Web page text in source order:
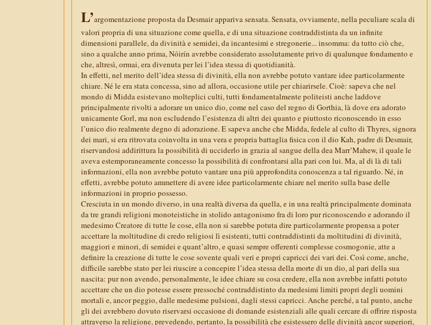
L’argomentazione proposta da Desmair appariva sensata. Sensata, ovviamente, nella peculiare scala di
valori propria di una situazione come quella, e di una situazione contraddistinta da un infinite
dimensioni parallele, da divinità e semidei, da incantesimi e stregonerie... insomma: da tutto ciò che,
sino a qualche anno prima, Nóirín avrebbe considerato assolutamente privo di qualunque fondamento e
che, altresì, ormai, era divenuta per lei l’idea stessa di quotidianità.
In effetti, nel merito dell’idea stessa di divinità, ella non avrebbe potuto vantare idee particolarmente
chiare. Né le era stata concessa, sino ad allora, occasione utile per chiarirsele. Cioè: sapeva che nel
mondo di Midda esistevano molteplici culti, tutti fondamentalmente politeisti anche laddove
principalmente rivolti a adorare un unico dio, come nel caso del regno di Gorthia, là dove era adorato
unicamente Gorl, ma non escludendo l’esistenza di altri dei quanto e piuttosto riconoscendo in esso
l’unico dio realmente degno di adorazione. E sapeva anche che Midda, fedele al culto di Thyres, signora
dei mari, si era ritrovata coinvolta in una vera e propria battaglia fisica con il dio Kah, padre di Desmair,
riservandosi addirittura la possibilità di ucciderlo in grazia al sangue della dea Marr’Mahew, il quale le
aveva estemporaneamente concesso la possibilità di confrontarsi alla pari con lui. Ma, al di là di tali
informazioni, ella non avrebbe potuto vantare una più approfondita conoscenza a tal riguardo. Né, in
effetti, avrebbe potuto ammettere di avere idee particolarmente chiare nel merito sulla base delle
informazioni in proprio possesso.
Cresciuta in un mondo diverso, in una realtà diversa da quella, e in una realtà principalmente dominata
da tre grandi religioni monoteistiche in stolido antagonismo fra di loro pur riconoscendo e adorando il
medesimo Creatore di tutte le cose, ella non si sarebbe potuta dire particolarmente propensa a poter
accettare la moltitudine di credo religiosi lì esistenti, tutti contraddistinti da moltitudini di divinità,
maggiori e minori, di semidei e quant’altro, e quasi sempre offerenti complesse cosmogonie, atte a
definire la creazione di tutte le cose sovente quali veri e propri capricci dei vari dei. Così come, anche,
difficile sarebbe stato per lei riuscire a concepire l’idea stessa della morte di un dio, al pari della sua
nascita: pur non avendo, personalmente, le idee chiare su cosa credere, ella non avrebbe infatti potuto
accettare che un dio potesse essere pressoché contraddistinto da medesimi limiti propri degli uomini
mortali e, ancor peggio, dalle medesime pulsioni, dagli stessi capricci. Anche perché, a tal punto, anche
gli dei avrebbero dovuto riservarsi occasione di domande esistenziali alle quali cercare di offrire risposta
attraverso la religione, prevedendo, pertanto, la possibilità che esistessero delle divinità ancor superiori,